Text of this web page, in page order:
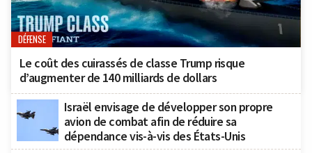
DÉFENSE
Le coût des cuirassés de classe Trump risque
d’augmenter de 140 milliards de dollars
Israël envisage de développer son propre
avion de combat afin de réduire sa
dépendance vis-à-vis des États-Unis